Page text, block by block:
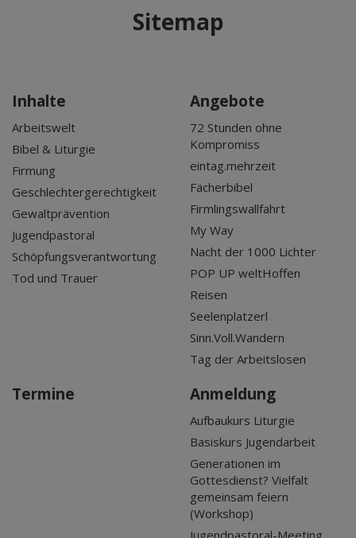
Sitemap
Inhalte
Arbeitswelt
Bibel & Liturgie
Firmung
Geschlechtergerechtigkeit
Gewaltprävention
Jugendpastoral
Schöpfungsverantwortung
Tod und Trauer
Angebote
72 Stunden ohne
Kompromiss
eintag.mehrzeit
Fächerbibel
Firmlingswallfahrt
My Way
Nacht der 1000 Lichter
POP UP weltHoffen
Reisen
Seelenplatzerl
Sinn.Voll.Wandern
Tag der Arbeitslosen
Termine Anmeldung
Aufbaukurs Liturgie
Basiskurs Jugendarbeit
Generationen im
Gottesdienst? Vielfalt
gemeinsam feiern
(Workshop)